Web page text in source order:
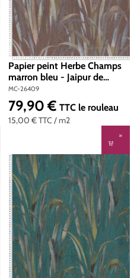
Papier peint Herbe Champs
marron bleu - Jaipur de
Montecolino | Réf. MC-
26409
MC-26409
15,00 €TTC / m2
Prix régulier :
79,90 € TTC le rouleau